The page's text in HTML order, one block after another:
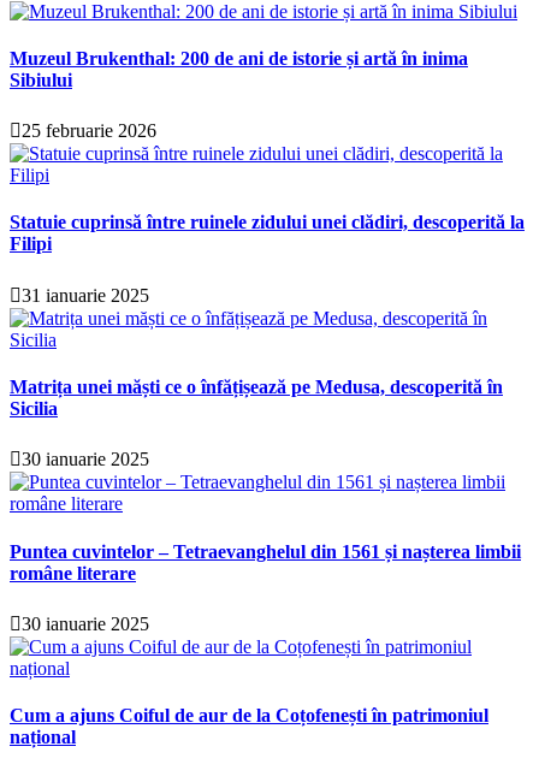
Muzeul Brukenthal: 200 de ani de istorie și artă în inima
Sibiului
25 februarie 2026
Statuie cuprinsă între ruinele zidului unei clădiri, descoperită la
Filipi
31 ianuarie 2025
Matrița unei măști ce o înfățișează pe Medusa, descoperită în
Sicilia
30 ianuarie 2025
Puntea cuvintelor – Tetraevanghelul din 1561 și nașterea limbii
române literare
30 ianuarie 2025
Cum a ajuns Coiful de aur de la Coțofenești în patrimoniul
național